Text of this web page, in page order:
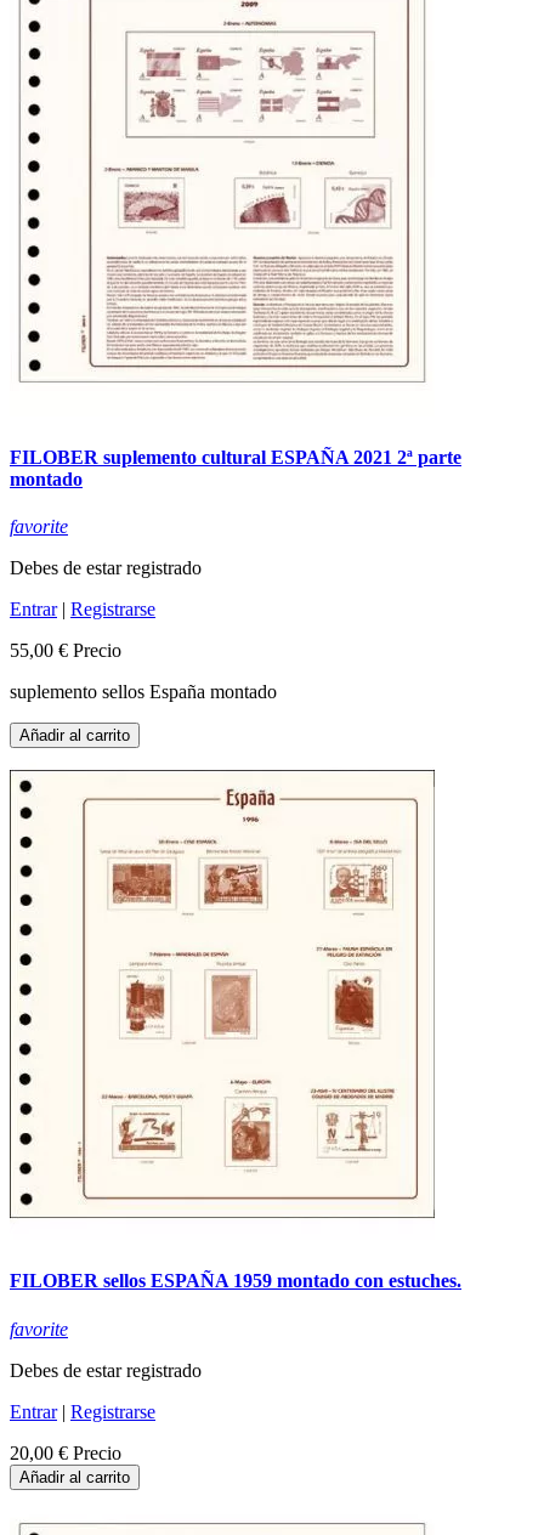
FILOBER suplemento cultural ESPAÑA 2021 2ª parte
montado
favorite
Debes de estar registrado
Entrar| Registrarse
55,00 € Precio
suplemento sellos España montado
Añadir al carrito
FILOBER sellos ESPAÑA 1959 montado con estuches.
favorite
Debes de estar registrado
Entrar| Registrarse
20,00 € Precio
Añadir al carrito